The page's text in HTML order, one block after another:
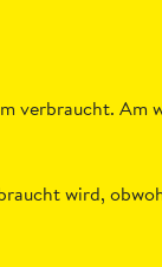
verbraucht. Am
wird,